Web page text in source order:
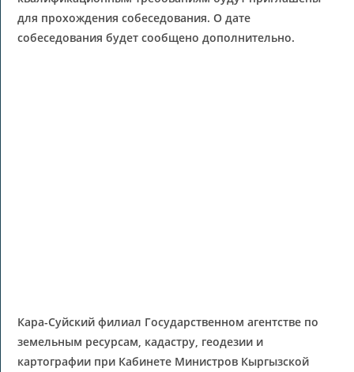
для прохождения собеседования. О дате
собеседования будет сообщено дополнительно.
Кара-Суйский филиал Государственном агентстве по
земельным ресурсам, кадастру, геодезии и
картографии при Кабинете Министров Кыргызской